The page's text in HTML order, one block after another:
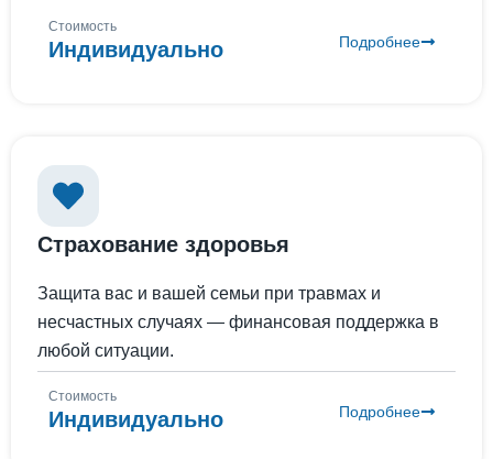
Стоимость
Индивидуально Подробнее
Страхование здоровья
Защита вас и вашей семьи при травмах и
несчастных случаях — финансовая поддержка в
любой ситуации.
Стоимость
Индивидуально Подробнее